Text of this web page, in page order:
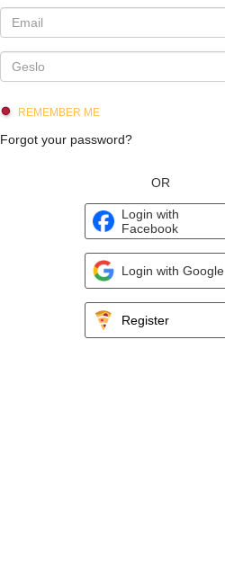
REMEMBER ME
Forgot your password?
OR
Login with
Facebook
Login with Google
Register